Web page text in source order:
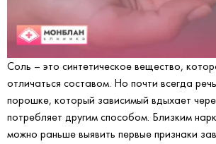
Соль – это синтетическое вещество,
отличаться составом. Но почти всегда
порошке, который зависимый вдыхает
потребляет другим способом. Близким
можно раньше выявить первые признаки